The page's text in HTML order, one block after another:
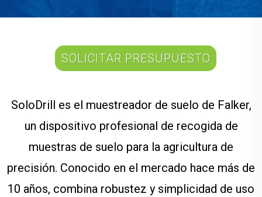
SOLICITAR PRESUPUESTO
SoloDrill es el muestreador de suelo de Falker,
un dispositivo profesional de recogida de
muestras de suelo para la agricultura de
precisión. Conocido en el mercado hace más de
10 años, combina robustez y simplicidad de uso